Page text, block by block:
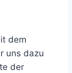
dem
uns dazu
der